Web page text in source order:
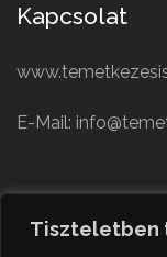
Tiszteletben
Kapcsolat
E-Mail: